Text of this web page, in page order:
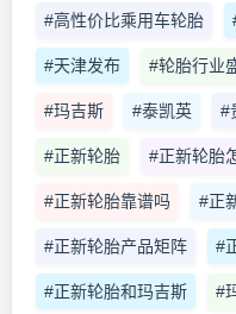
#高性价比乘用车轮胎
#天津发布 #轮胎行业
#玛吉斯 #泰凯英 #
#正新轮胎 #正新轮胎
#正新轮胎靠谱吗 #正
#正新轮胎产品矩阵 #
#正新轮胎和玛吉斯 #